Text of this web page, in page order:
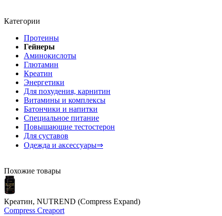
Категории
Протеины
Гейнеры
Аминокислоты
Глютамин
Креатин
Энергетики
Для похудения, карнитин
Витамины и комплексы
Батончики и напитки
Специальное питание
Повышающие тестостерон
Для суставов
Одежда и аксессуары⇒
Похожие товары
Креатин, NUTREND (Compress Expand)
Compress Creaport